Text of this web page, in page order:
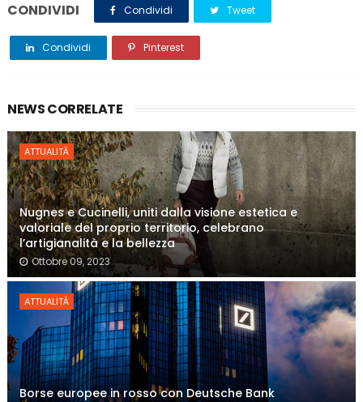
CONDIVIDI Condividi Tweet
Condividi Pinterest
NEWS CORRELATE
ATTUALITÀ
Nugnes e Cucinelli, uniti dalla visione estetica e
valoriale del proprio territorio, celebrano
l’artigianalità e la bellezza
Ottobre 09, 2023
ATTUALITÀ
Borse europee in rosso con Deutsche Bank